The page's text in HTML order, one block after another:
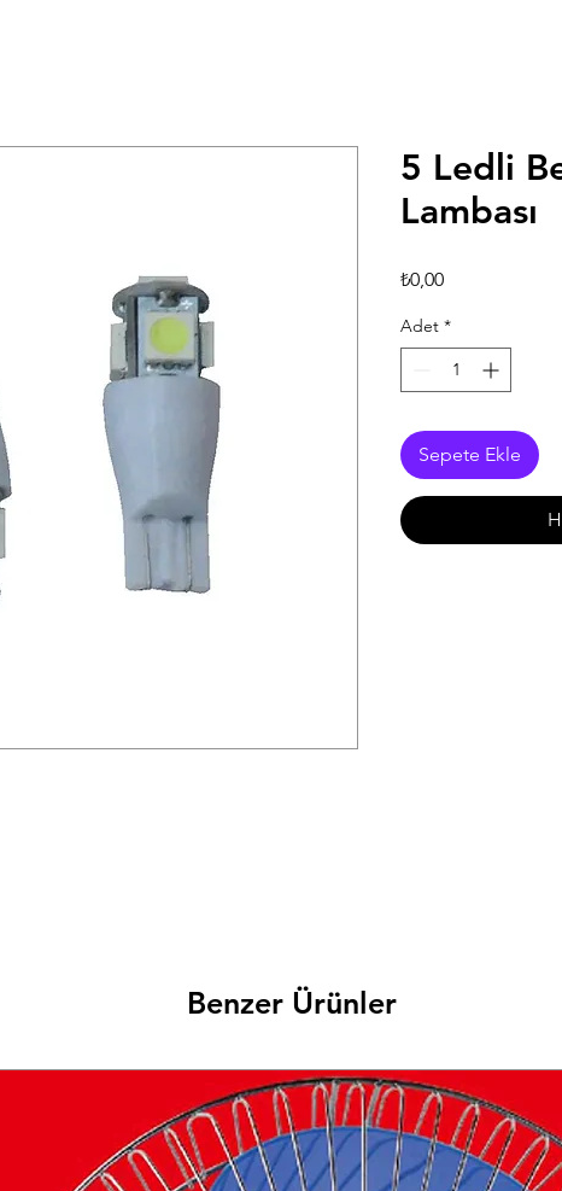
5 Ledli
Lambası
₺0,00Fiyat
Adet *
Sepete Ekle
Benzer Ürünler